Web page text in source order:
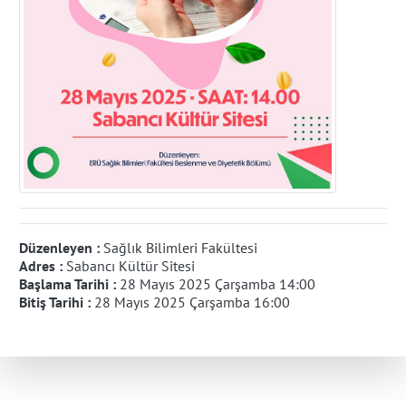
Düzenleyen : Sağlık Bilimleri Fakültesi
Adres : Sabancı Kültür Sitesi
Başlama Tarihi : 28 Mayıs 2025 Çarşamba 14:00
Bitiş Tarihi : 28 Mayıs 2025 Çarşamba 16:00